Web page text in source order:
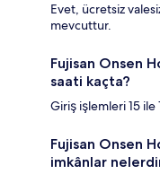
Evet, ücretsiz
mevcuttur.
Fujisan Onsen
saati kaçta?
Giriş işlemleri 15 ile
Fujisan Onsen
imkânlar